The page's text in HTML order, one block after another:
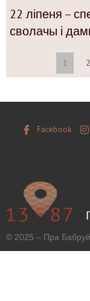
22 ліпеня –
сволачы і
1 2
Facebook
© 2025 – Пра
матэрыял з нашага